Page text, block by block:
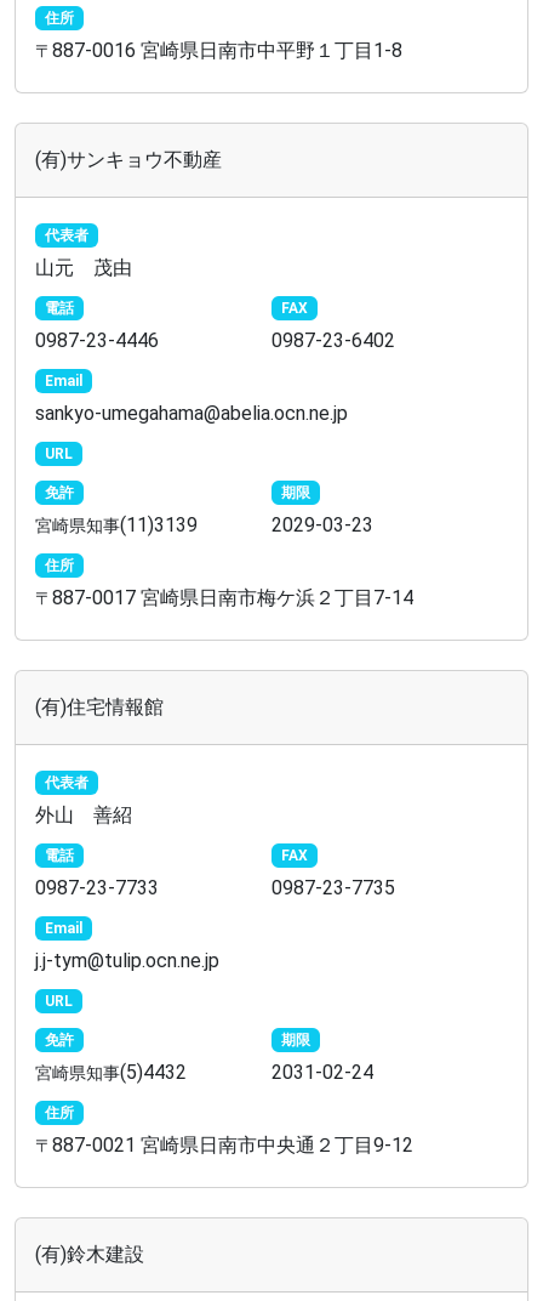
住所
〒 887-0016 宮崎県日南市中平野１丁目1-8
(有)サンキョウ不動産
代表者
山元 茂由
電話
0987-23-4446
FAX
0987-23-6402
Email
sankyo-umegahama@abelia.ocn.ne.jp
URL
免許
宮崎県知事(11)3139
期限
2029-03-23
住所
〒 887-0017 宮崎県日南市梅ケ浜２丁目7-14
(有)住宅情報館
代表者
外山 善紹
電話
0987-23-7733
FAX
0987-23-7735
Email
j.j-tym@tulip.ocn.ne.jp
URL
免許
宮崎県知事(5)4432
期限
2031-02-24
住所
〒 887-0021 宮崎県日南市中央通２丁目9-12
(有)鈴木建設